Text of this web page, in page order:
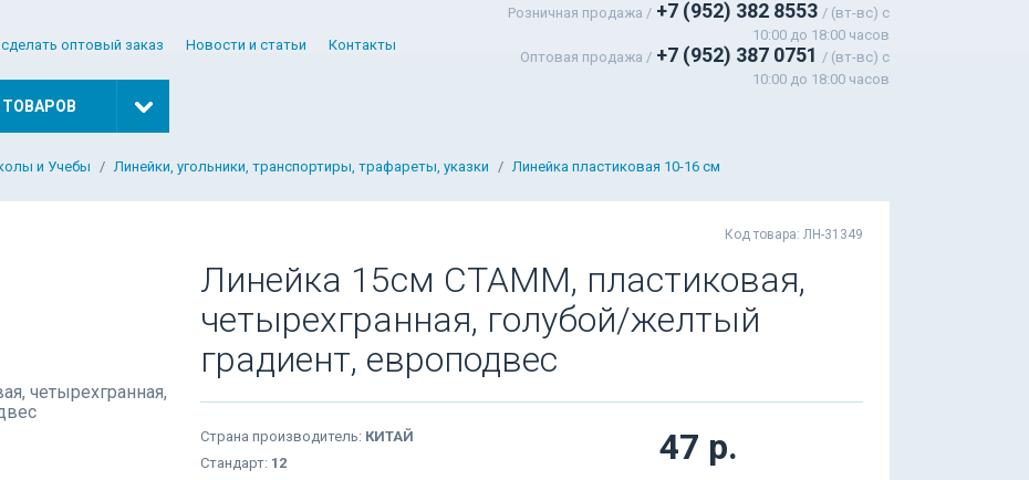
оптовый заказ Новости и статьи Контакты
Розничная продажа / +7 (952) 382 8553 / (вт-вс) c
10:00 до 18:00 часов
Оптовая продажа / +7 (952) 387 0751 / (вт-вс) с
10:00 до 18:00 часов
ТОВАРОВ
и Учебы Линейки, угольники, транспортиры, трафареты, указки Линейка пластиковая 10-16 см
Код товара: ЛН-31349
Линейка 15см СТАММ, пластиковая,
четырехгранная, голубой/желтый
градиент, европодвес
Страна производитель: КИТАЙ
Стандарт: 12
47 р.